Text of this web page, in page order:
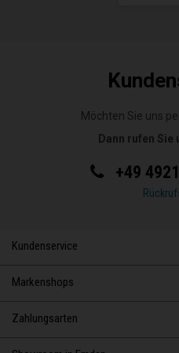
Möchten Sie uns
Dann rufen Sie
+49
Kundenservice
Markenshops
Zahlungsarten